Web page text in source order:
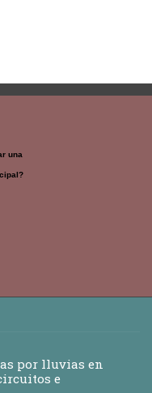
una
por lluvias en
e